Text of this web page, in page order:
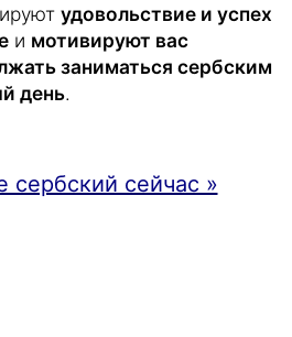
удовольствие и успех
и мотивируют вас
заниматься сербским
день.
сербский сейчас »